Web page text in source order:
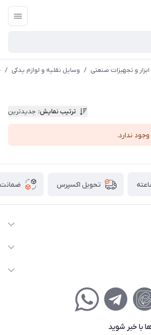
و تجهیزات صنعتی / وسایل نقلیه و لوازم یدکی /
ترتیب نمایش: جدیدترین
ندارد.
تحویل اکسپرس ضمانت
با‌ خبر شوید